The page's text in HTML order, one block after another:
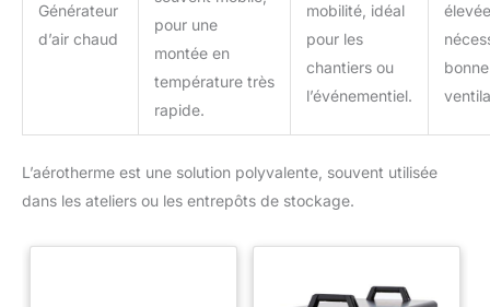
Générateur
d’air chaud
pour une
montée en
température très
rapide.
mobilité, idéal
pour les
chantiers ou
l’événementiel.
bonne
L’aérotherme est une solution polyvalente, souvent utilisée
dans les ateliers ou les entrepôts de stockage.